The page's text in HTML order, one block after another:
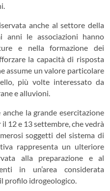
anche al settore della
anni le associazioni hanno
e nella formazione dei
la capacità di risposta
assume un valore particolare
più volte interessato da
e alluvioni.
la grande esercitazione
12 e 13 settembre, che vedrà
soggetti del sistema di
rappresenta un ulteriore
alla preparazione e al
in un’area considerata
profilo idrogeologico.